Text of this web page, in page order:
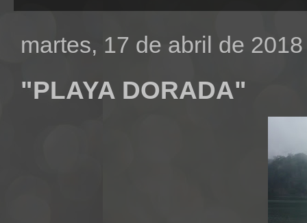
martes, 17 de abril de 2018
"PLAYA DORADA"